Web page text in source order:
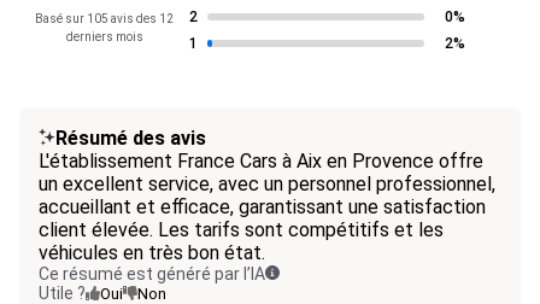
Basé sur 105 avis des 12
derniers mois
2
0%
1
2%
Résumé des avis
L'établissement France Cars à Aix en Provence offre
un excellent service, avec un personnel professionnel,
accueillant et efficace, garantissant une satisfaction
client élevée. Les tarifs sont compétitifs et les
véhicules en très bon état.
Ce résumé est généré par l’IA
Utile ?
Oui Non